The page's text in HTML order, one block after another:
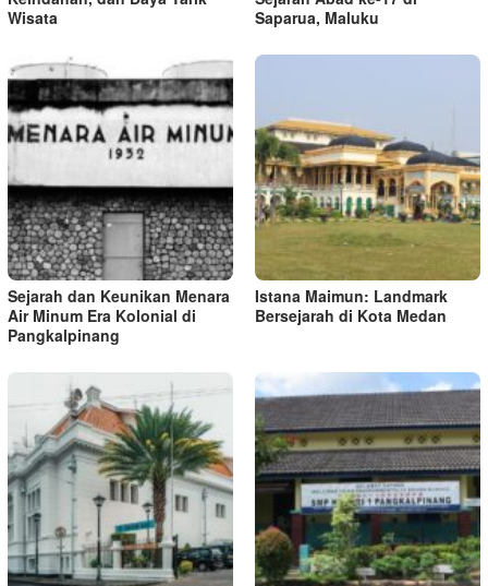
Wisata
Saparua, Maluku
Sejarah dan Keunikan Menara
Air Minum Era Kolonial di
Pangkalpinang
Istana Maimun: Landmark
Bersejarah di Kota Medan